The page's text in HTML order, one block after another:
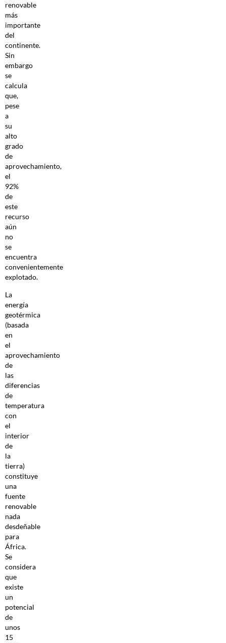
renovable
más
importante
del
continente.
Sin
embargo
se
calcula
que,
pese
a
su
alto
grado
de
aprovechamiento,
el
92%
de
este
recurso
aún
no
se
encuentra
convenientemente
explotado.
La
energía
geotérmica
(basada
en
el
aprovechamiento
de
las
diferencias
de
temperatura
con
el
interior
de
la
tierra)
constituye
una
fuente
renovable
nada
desdeñable
para
África.
Se
considera
que
existe
un
potencial
de
unos
15